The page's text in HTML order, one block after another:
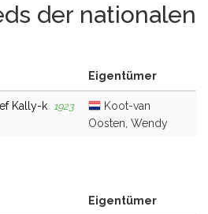
der nationalen
Eigentümer
Kally-k 1923
Koot-van
Oosten, Wendy
Eigentümer